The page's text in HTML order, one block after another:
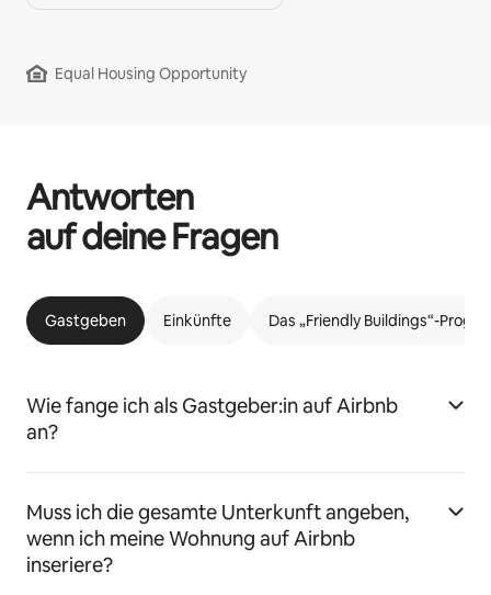
Equal Housing Opportunity
Antworten
auf deine Fragen
Gastgeben Einkünfte Das „Friendly Buildings“-
Wie fange ich als Gastgeber:in auf Airbnb
an?
Muss ich die gesamte Unterkunft angeben,
wenn ich meine Wohnung auf Airbnb
inseriere?